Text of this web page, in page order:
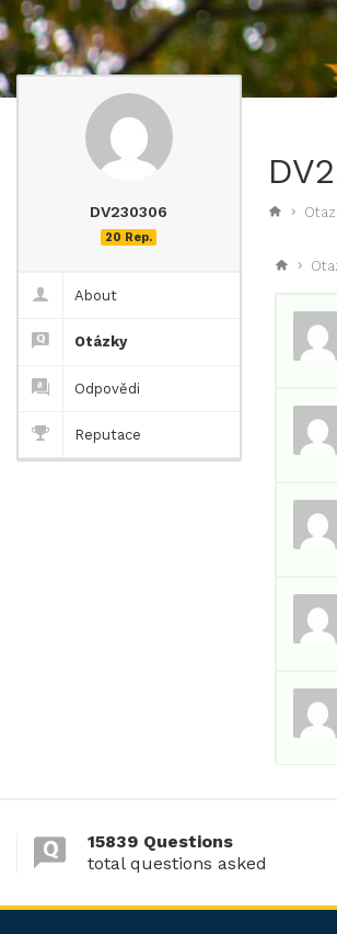
DV230306
20 Rep.
About
Otázky
Odpovědi
Reputace
15839 Questions
total questions asked